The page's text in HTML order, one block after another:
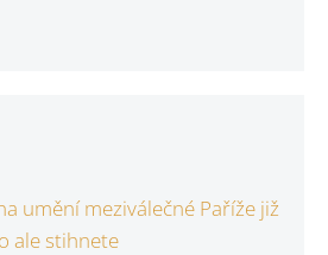
umění meziválečné Paříže již
ale stihnete